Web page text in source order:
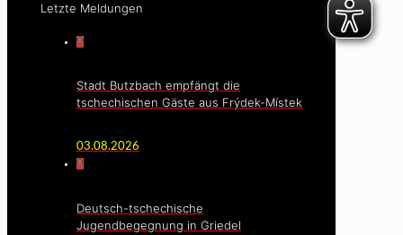
Letzte Meldungen
0
Stadt Butzbach empfängt die
tschechischen Gäste aus Frýdek-Místek
03.08.2026
0
Deutsch-tschechische
Jugendbegegnung in Griedel